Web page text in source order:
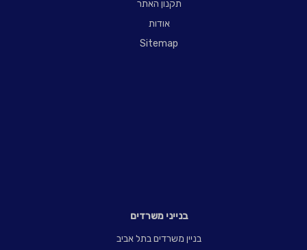
תקנון האתר
אודות
Sitemap
בנייני משרדים
בניין משרדים בתל אביב